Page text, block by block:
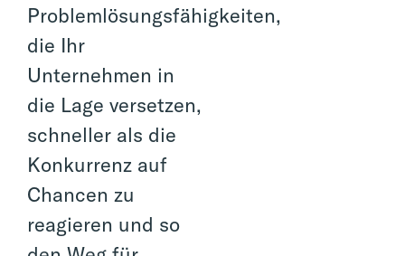
Problemlösungsfähigkeiten,
die Ihr
Unternehmen in
die Lage versetzen,
schneller als die
Konkurrenz auf
Chancen zu
reagieren und so